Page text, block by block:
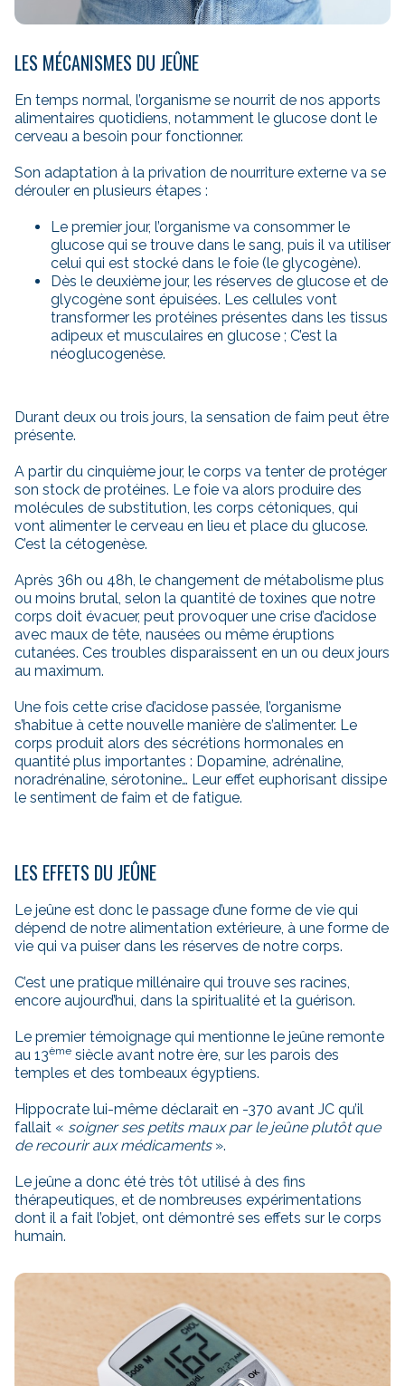
LES MÉCANISMES DU JEÛNE
En temps normal, l’organisme se nourrit de nos apports
alimentaires quotidiens, notamment le glucose dont le
cerveau a besoin pour fonctionner.
Son adaptation à la privation de nourriture externe va se
dérouler en plusieurs étapes :
Le premier jour, l’organisme va consommer le
glucose qui se trouve dans le sang, puis il va utiliser
celui qui est stocké dans le foie (le glycogène).
Dès le deuxième jour, les réserves de glucose et de
glycogène sont épuisées. Les cellules vont
transformer les protéines présentes dans les tissus
adipeux et musculaires en glucose ; C’est la
néoglucogenèse.
Durant deux ou trois jours, la sensation de faim peut être
présente.
A partir du cinquième jour, le corps va tenter de protéger
son stock de protéines. Le foie va alors produire des
molécules de substitution, les corps cétoniques, qui
vont alimenter le cerveau en lieu et place du glucose.
C’est la cétogenèse.
Après 36h ou 48h, le changement de métabolisme plus
ou moins brutal, selon la quantité de toxines que notre
corps doit évacuer, peut provoquer une crise d’acidose
avec maux de tête, nausées ou même éruptions
cutanées. Ces troubles disparaissent en un ou deux jours
au maximum.
Une fois cette crise d’acidose passée, l’organisme
s’habitue à cette nouvelle manière de s’alimenter. Le
corps produit alors des sécrétions hormonales en
quantité plus importantes : Dopamine, adrénaline,
noradrénaline, sérotonine… Leur effet euphorisant dissipe
le sentiment de faim et de fatigue.
LES EFFETS DU JEÛNE
Le jeûne est donc le passage d’une forme de vie qui
dépend de notre alimentation extérieure, à une forme de
vie qui va puiser dans les réserves de notre corps.
C’est une pratique millénaire qui trouve ses racines,
encore aujourd’hui, dans la spiritualité et la guérison.
Le premier témoignage qui mentionne le jeûne remonte
au 13ème siècle avant notre ère, sur les parois des
temples et des tombeaux égyptiens.
Hippocrate lui-même déclarait en -370 avant JC qu’il
fallait « soigner ses petits maux par le jeûne plutôt que
de recourir aux médicaments ».
Le jeûne a donc été très tôt utilisé à des fins
thérapeutiques, et de nombreuses expérimentations
dont il a fait l’objet, ont démontré ses effets sur le corps
humain.